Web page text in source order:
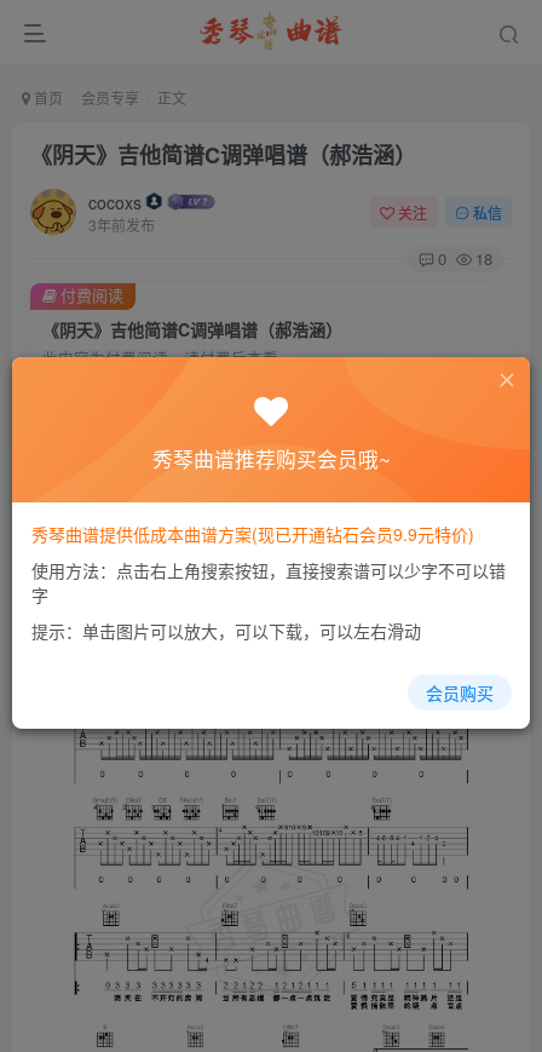
首页 会员专享 正文
《阴天》吉他简谱C调弹唱谱（郝浩涵）
cocoxs
3年前发布
关注 私信
0 18
《阴天》吉他简谱C调弹唱谱（郝浩涵）
此内容为付费阅读，请付费后查看
会员专属资源
黄金会员免费 钻石会员
开通会员
付费阅读
秀琴曲谱推荐购买会员哦~
秀琴曲谱提供低成本曲谱方案(现已开通钻石会员9.9元特价)
使用方法：点击右上角搜索按钮，直接搜索谱可以少字不可以错
字
提示：单击图片可以放大，可以下载，可以左右滑动
会员购买